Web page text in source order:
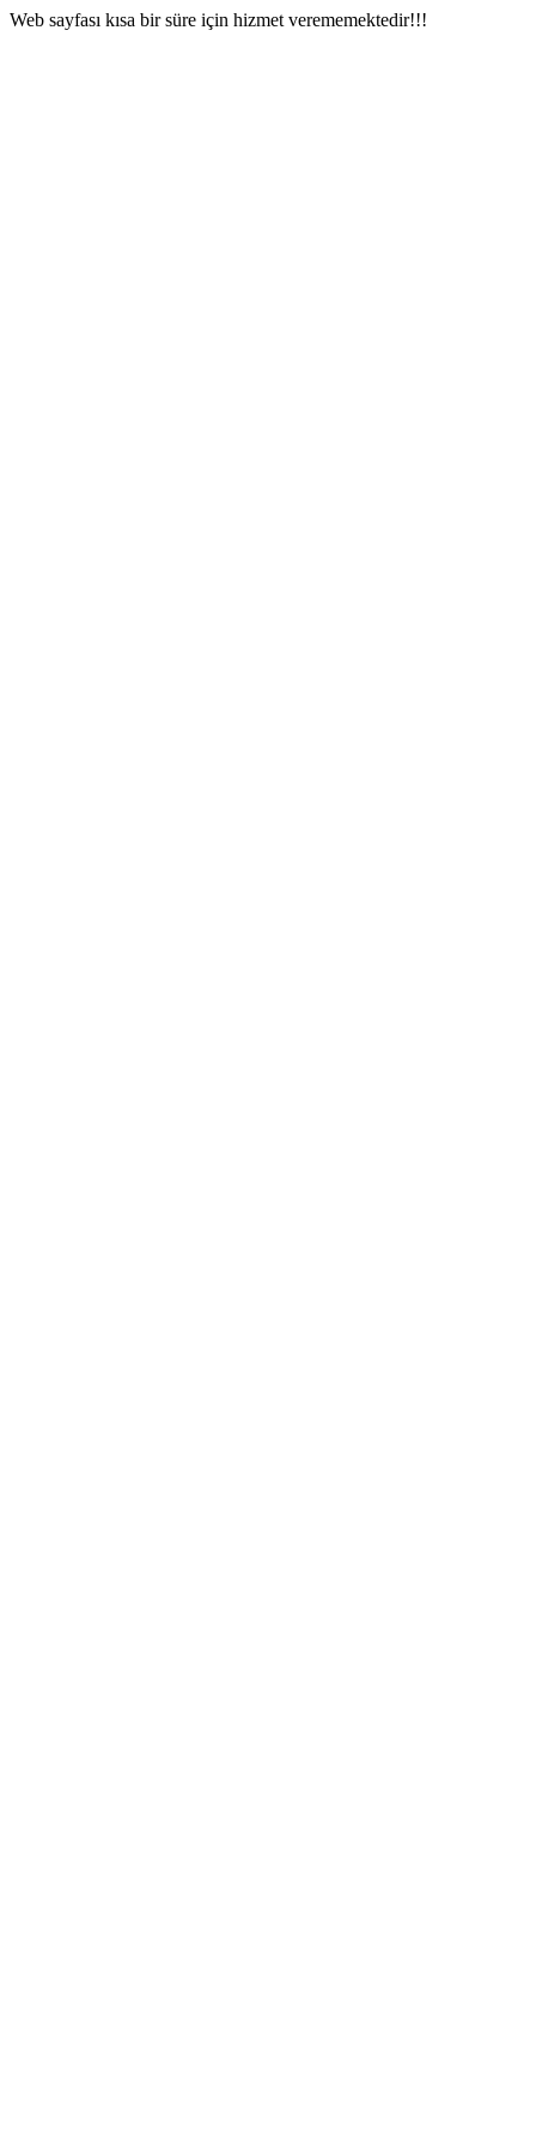
Web sayfası kısa bir süre için hizmet verememektedir!!!